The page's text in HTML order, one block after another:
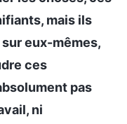
mais ils
eux-mêmes,
ces
pas
ni